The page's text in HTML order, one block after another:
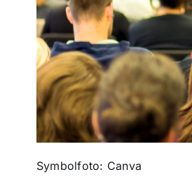
Symbolfoto: Canva